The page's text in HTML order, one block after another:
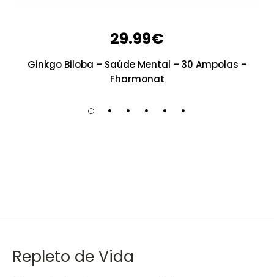
29.99€
Ginkgo Biloba – Saúde Mental – 30 Ampolas –
Fharmonat
Repleto de Vida